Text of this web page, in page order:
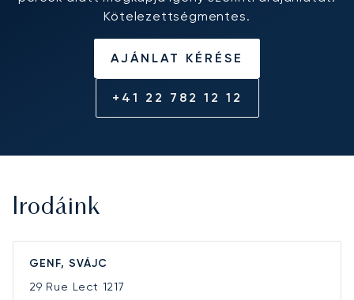
Kötelezettségmentes.
AJÁNLAT KÉRÉSE
+41 22 782 12 12
Irodáink
GENF, SVÁJC
29 Rue Lect 1217